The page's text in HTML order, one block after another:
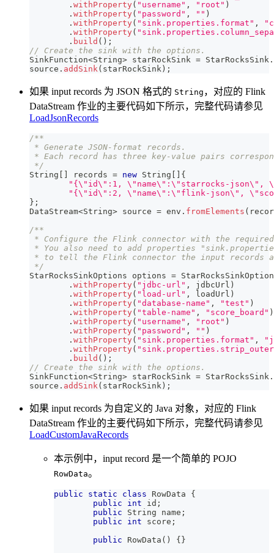
. withProperty( "username" , "root" )
. withProperty( "password" , "" )
. withProperty( "sink.properties.format" ,
. withProperty(
. build ( ) ;
// Create the sink with the options.
SinkFunction<String> starRockSink = StarRocksSink .
source . addSink( starRockSink ) ;
如果 input records 为 JSON 格式的 String ，对应的 Flink
DataStream 作业的主要代码如下所示，完整代码请参见
LoadJsonRecords
/**
* Generate JSON-format records.
* Each record has three key-value pairs
*/
String
records = new String
{
"{\"id\":1, \"name\":\"starrocks-json\",
"{\"id\":2, \"name\":\"flink-json\",
} ;
DataStream<String> source = env . fromElements (
/**
* Configure the Flink connector with the
* You also need to add properties
* to tell the Flink connector the input records
*/
StarRocksSinkOptions options =
. withProperty( "jdbc-url" , jdbcUrl )
. withProperty( "load-url" , loadUrl )
. withProperty( "database-name" , "test" )
. withProperty( "table-name" , "score_board" )
. withProperty( "username" , "root" )
. withProperty( "password" , "" )
. withProperty( "sink.properties.format" ,
. withProperty(
. build ( ) ;
// Create the sink with the options.
SinkFunction<String> starRockSink = StarRocksSink .
source . addSink( starRockSink ) ;
如果 input records 为自定义的 Java 对象，对应的 Flink
DataStream 作业的主要代码如下所示，完整代码请参见
LoadCustomJavaRecords
本示例中，input record 是一个简单的 POJO
RowData。
public static class RowData
{
public
int id ;
public
String name ;
public
int score ;
public
RowData ( ) { }